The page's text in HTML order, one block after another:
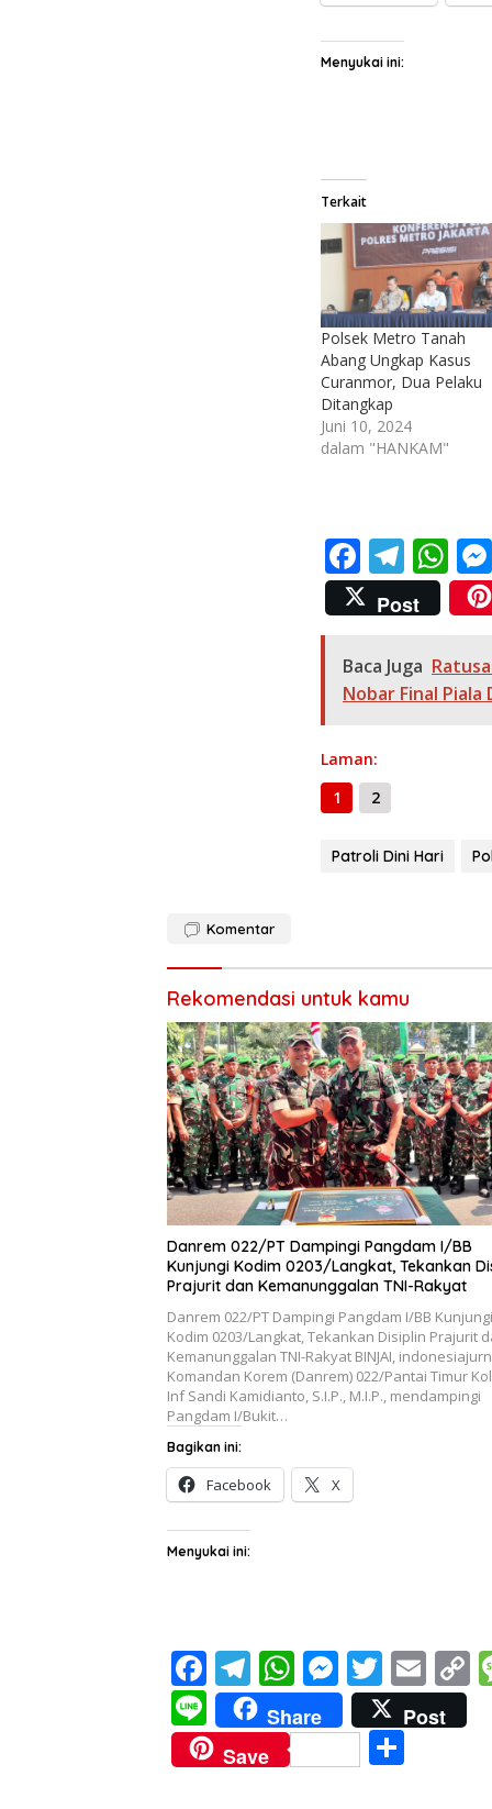
Menyukai ini:
Terkait
Polsek Metro Tanah
Abang Ungkap Kasus
Curanmor, Dua Pelaku
Ditangkap
Juni 10, 2024
dalam "HANKAM"
F
ac
e
b
o
k
T
el
e
gr
a
W
h
at
s
A
Post
Baca Juga
Nobar Final Piala
Laman:
1
2
Patroli Dini Hari
Komentar
Rekomendasi untuk kamu
Danrem 022/PT Dampingi Pangdam I/BB
Kunjungi Kodim 0203/Langkat, Tekankan
Prajurit dan Kemanunggalan TNI-Rakyat
Danrem 022/PT Dampingi Pangdam I/BB Kunjungi
Kodim 0203/Langkat, Tekankan Disiplin Prajurit
Kemanunggalan TNI-Rakyat BINJAI,
Komandan Korem (Danrem) 022/Pantai Timur
Inf Sandi Kamidianto, S.I.P., M.I.P., mendampingi
Pangdam I/Bukit…
Bagikan ini:
Facebook X
Menyukai ini:
F
ac
e
b
T
el
e
gr
W
h
at
s
M
e
ss
e
T
w
itt
er
E
m
ai
C
Li
n
e
Share
Post
Save